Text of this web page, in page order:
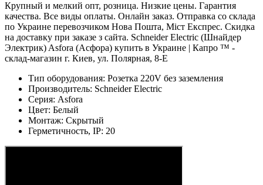
Крупный и мелкий опт, розница. Низкие цены. Гарантия
качества. Все виды оплаты. Онлайн заказ. Отправка со склада
по Украине перевозчиком Нова Пошта, Міст Експрес. Скидка
на доставку при заказе з сайта. Schneider Electric (Шнайдер
Электрик) Asfora (Асфора) купить в Украине | Капро ™ -
склад-магазин г. Киев, ул. Полярная, 8-Е
Тип оборудования: Розетка 220V без заземления
Производитель: Schneider Electric
Серия: Asfora
Цвет: Белый
Монтаж: Скрытый
Герметичность, IP: 20